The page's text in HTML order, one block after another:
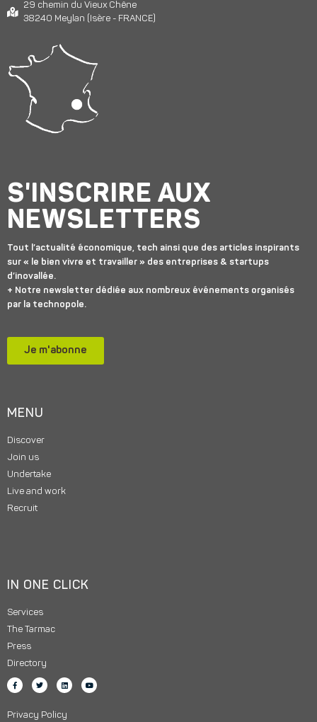
29 chemin du Vieux Chêne
38240 Meylan (Isère - FRANCE)
S'INSCRIRE AUX
NEWSLETTERS
Tout l’actualité économique, tech ainsi que des articles inspirants
sur « le bien vivre et travailler » des entreprises & startups
d’inovallée.
+ Notre newsletter dédiée aux nombreux événements organisés
par la technopole.
Je m'abonne
MENU
Discover
Join us
Undertake
Live and work
Recruit
IN ONE CLICK
Services
The Tarmac
Press
Directory
Privacy Policy